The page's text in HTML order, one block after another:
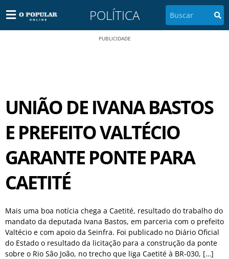
POLÍTICA
PUBLICIDADE
UNIÃO DE IVANA BASTOS
E PREFEITO VALTÉCIO
GARANTE PONTE PARA
CAETITÉ
Mais uma boa notícia chega a Caetité, resultado do trabalho do
mandato da deputada Ivana Bastos, em parceria com o prefeito
Valtécio e com apoio da Seinfra. Foi publicado no Diário Oficial
do Estado o resultado da licitação para a construção da ponte
sobre o Rio São João, no trecho que liga Caetité à BR-030, […]